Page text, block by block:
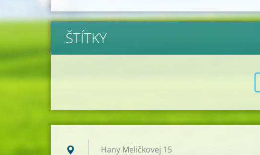
ŠTÍTKY
Hany Meličkovej 15